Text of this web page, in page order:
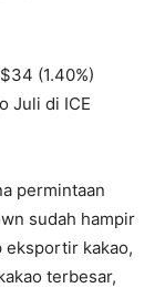
(1.40%)
Juli di ICE
permintaan
sudah hampir
eksportir kakao,
terbesar,